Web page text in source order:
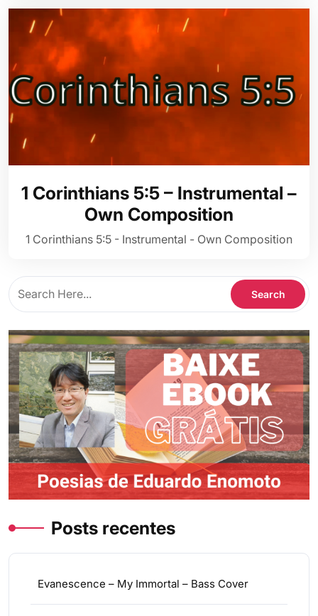
1 Corinthians 5:5 – Instrumental –
Own Composition
1 Corinthians 5:5 - Instrumental - Own Composition
Posts recentes
Evanescence – My Immortal – Bass Cover